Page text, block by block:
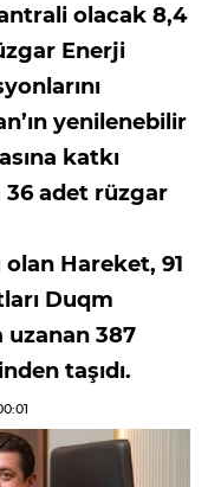
olacak 8,4
Enerji
yenilenebilir
katkı
36 adet rüzgar
Hareket, 91
Duqm
uzanan 387
taşıdı.